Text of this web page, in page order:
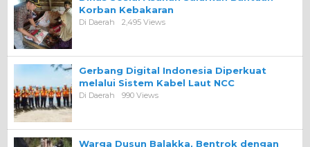
Korban Kebakaran
Di Daerah 2,495 Views
Gerbang Digital Indonesia Diperkuat
melalui Sistem Kabel Laut NCC
Di Daerah 990 Views
Warga Dusun Balakka, Bentrok dengan